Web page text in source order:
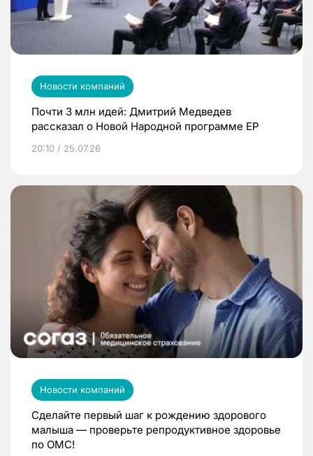
Новости компаний
Почти 3 млн идей: Дмитрий Медведев
рассказал о Новой Народной программе ЕР
20:10 / 25.07.26
Новости компаний
Сделайте первый шаг к рождению здорового
малыша — проверьте репродуктивное здоровье
по ОМС!